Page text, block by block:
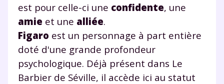
est pour celle-ci une confidente, une
amie et une alliée.
Figaro est un personnage à part entière
doté d'une grande profondeur
psychologique. Déjà présent dans Le
Barbier de Séville, il accède ici au statut